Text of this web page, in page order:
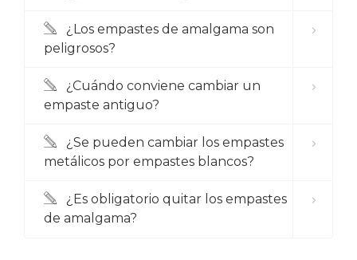
¿Los empastes de amalgama son
peligrosos?
¿Cuándo conviene cambiar un
empaste antiguo?
¿Se pueden cambiar los empastes
metálicos por empastes blancos?
¿Es obligatorio quitar los empastes
de amalgama?